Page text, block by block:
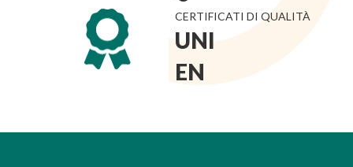
CERTIFICATI DI QUALITÀ
UNI
EN
9001